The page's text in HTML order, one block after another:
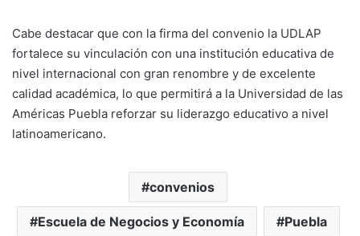
Cabe destacar que con la firma del convenio la UDLAP
fortalece su vinculación con una institución educativa de
nivel internacional con gran renombre y de excelente
calidad académica, lo que permitirá a la Universidad de las
Américas Puebla reforzar su liderazgo educativo a nivel
latinoamericano.
convenios
Escuela de Negocios y Economía Puebla